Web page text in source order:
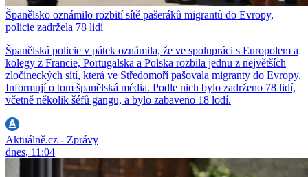
Španělsko oznámilo rozbití sítě pašeráků migrantů do Evropy,
policie zadržela 78 lidí
Španělská policie v pátek oznámila, že ve spolupráci s Europolem a
kolegy z Francie, Portugalska a Polska rozbila jednu z největších
zločineckých sítí, která ve Středomoří pašovala migranty do Evropy.
Informují o tom španělská média. Podle nich bylo zadrženo 78 lidí,
včetně několik šéfů gangu, a bylo zabaveno 18 lodí.
Aktuálně.cz - Zprávy
dnes, 11:04